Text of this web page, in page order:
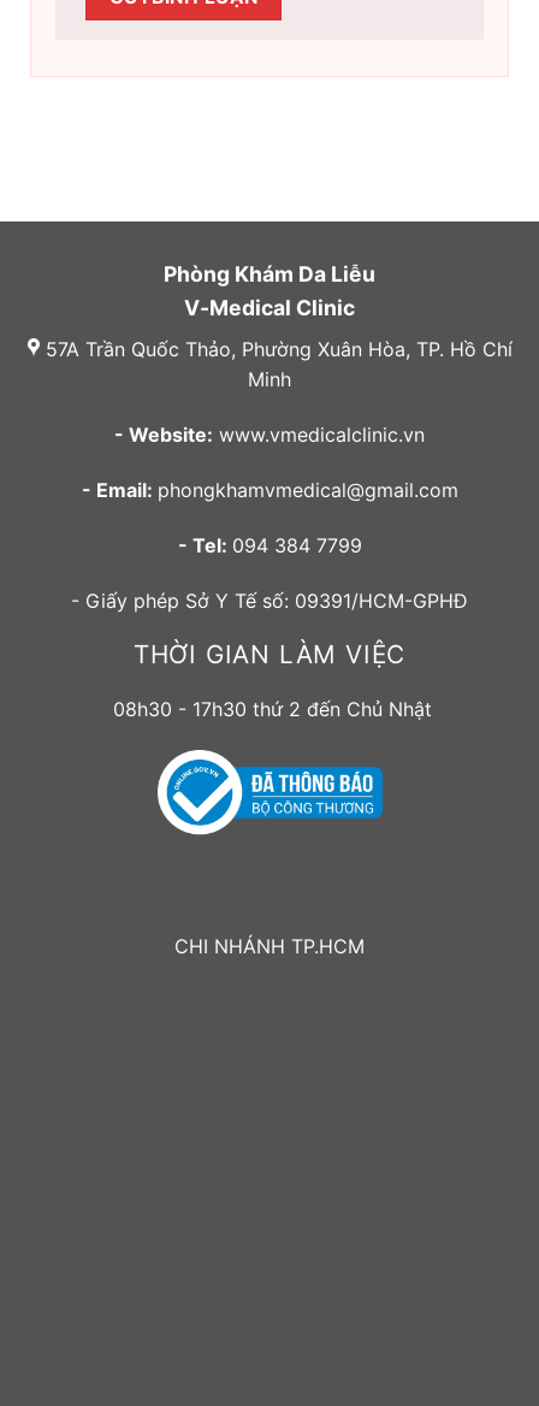
Phòng Khám Da Liễu
V-Medical Clinic
57A Trần Quốc Thảo, Phường Xuân Hòa, TP. Hồ Chí
Minh
- Website: www.vmedicalclinic.vn
- Email: phongkhamvmedical@gmail.com
- Tel: 094 384 7799
- Giấy phép Sở Y Tế số: 09391/HCM-GPHĐ
THỜI GIAN LÀM VIỆC
08h30 - 17h30 thứ 2 đến Chủ Nhật
CHI NHÁNH TP.HCM